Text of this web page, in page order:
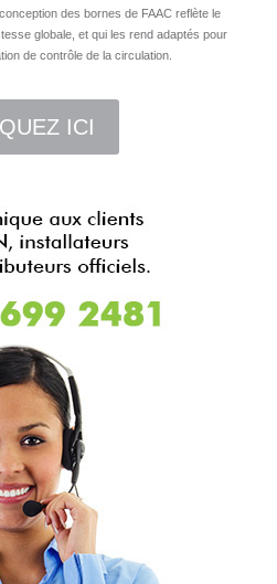
des bornes de FAAC reflète le
globale, et qui les rend adaptés pour
de contrôle de la circulation.
ICI